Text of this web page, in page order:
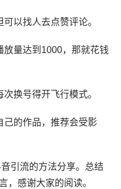
以找人去点赞评论。
量达到1000，那就花钱
换号得开飞行模式。
己的作品，推荐会受影
引流的方法分享。总结
，感谢大家的阅读。